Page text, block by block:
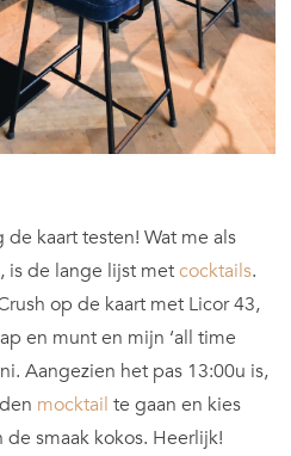
kaart testen! Wat me als
is de lange lijst metcocktails.
op de kaart met Licor 43,
en munt en mijn ‘all time
Aangezien het pas 13:00u is,
mocktail te gaan en kies
smaak kokos. Heerlijk!